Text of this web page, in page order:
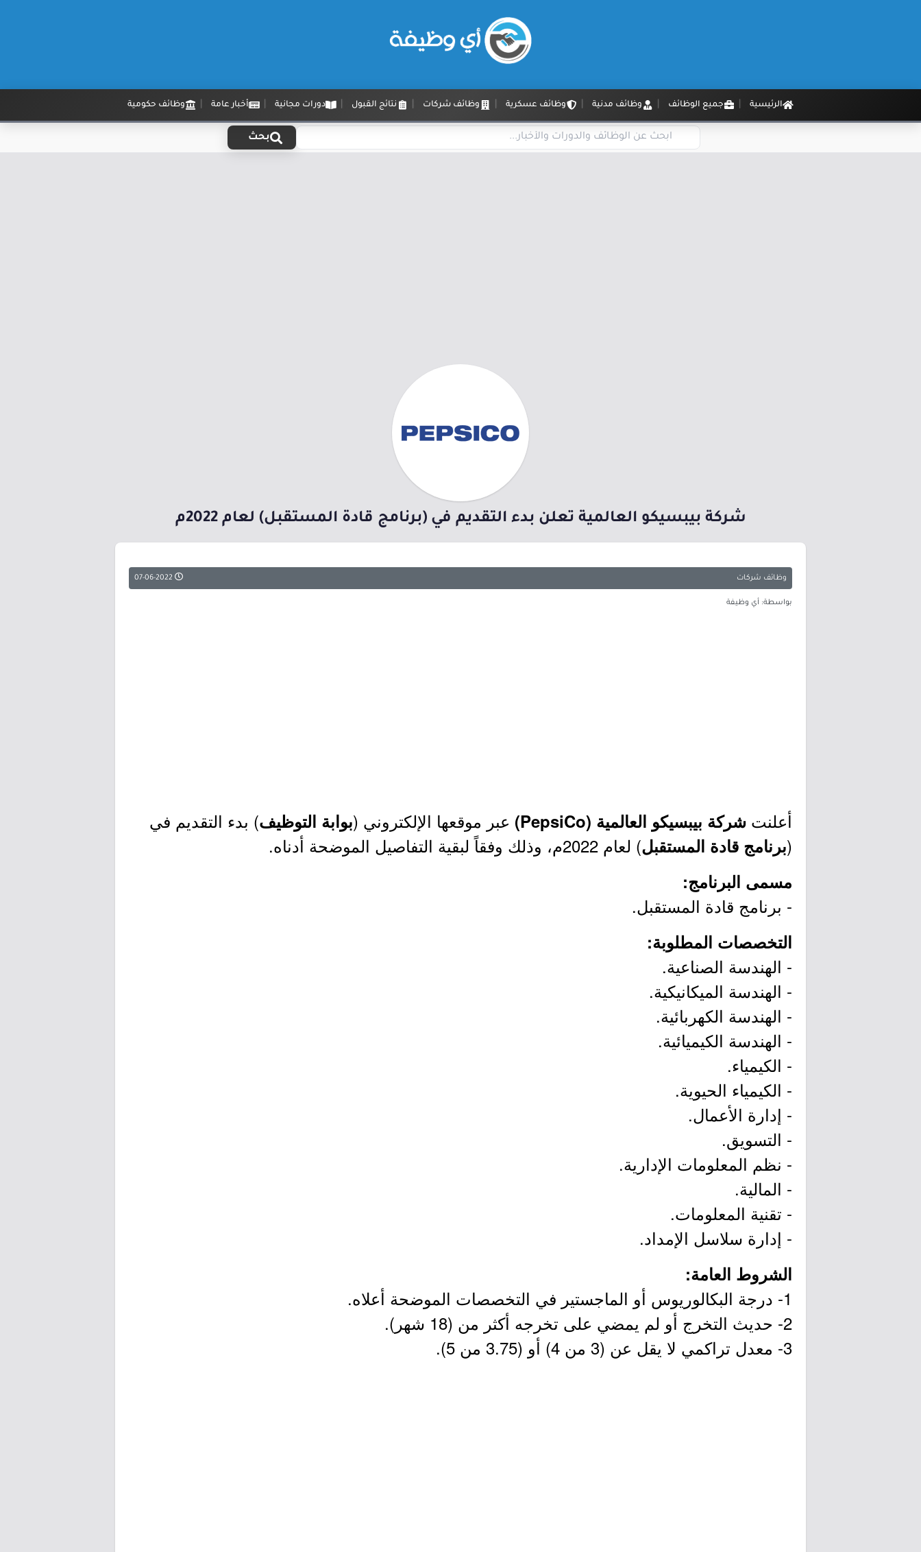
الرئيسية جميع الوظائف وظائف مدنية وظائف عسكرية وظائف شركات نتائج القبول دورات مجانية أخبار عامة وظائف حكومية
بحث
شركة بيبسيكو العالمية تعلن بدء التقديم في (برنامج قادة المستقبل) لعام 2022م
وظائف شركات
بواسطة: أي وظيفة
أعلنت شركة بيبسيكو العالمية (PepsiCo) عبر موقعها الإلكتروني (بوابة التوظيف) بدء التقديم في
(برنامج قادة المستقبل) لعام 2022م، وذلك وفقاً لبقية التفاصيل الموضحة أدناه.
مسمى البرنامج:
- برنامج قادة المستقبل.
التخصصات المطلوبة:
- الهندسة الصناعية.
- الهندسة الميكانيكية.
- الهندسة الكهربائية.
- الهندسة الكيميائية.
- الكيمياء.
- الكيمياء الحيوية.
- إدارة الأعمال.
- التسويق.
- نظم المعلومات الإدارية.
- المالية.
- تقنية المعلومات.
- إدارة سلاسل الإمداد.
الشروط العامة:
1- درجة البكالوريوس أو الماجستير في التخصصات الموضحة أعلاه.
2- حديث التخرج أو لم يمضي على تخرجه أكثر من (18 شهر).
3- معدل تراكمي لا يقل عن (3 من 4) أو (3.75 من 5).